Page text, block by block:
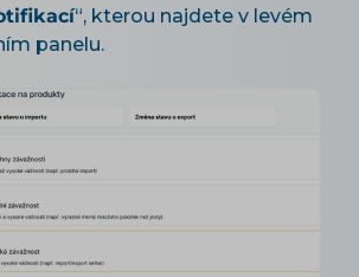
“, kterou najdete v levém
panelu.